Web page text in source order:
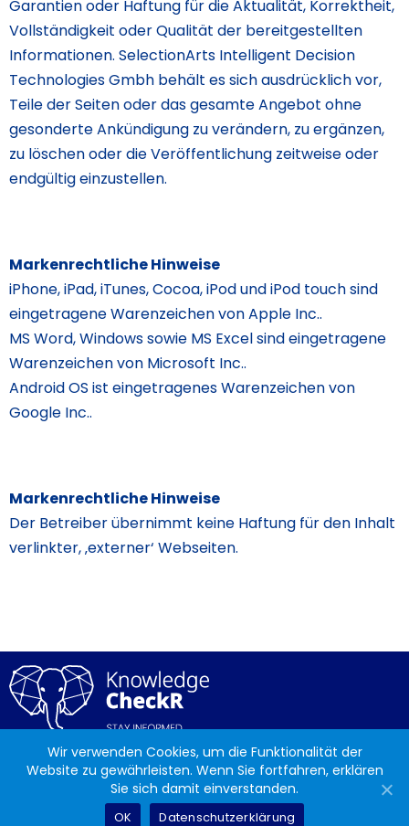
Garantien oder Haftung für die Aktualität, Korrektheit,
Vollständigkeit oder Qualität der bereitgestellten
Informationen. SelectionArts Intelligent Decision
Technologies Gmbh behält es sich ausdrücklich vor,
Teile der Seiten oder das gesamte Angebot ohne
gesonderte Ankündigung zu verändern, zu ergänzen,
zu löschen oder die Veröffentlichung zeitweise oder
endgültig einzustellen.
Markenrechtliche Hinweise
iPhone, iPad, iTunes, Cocoa, iPod und iPod touch sind
eingetragene Warenzeichen von Apple Inc..
MS Word, Windows sowie MS Excel sind eingetragene
Warenzeichen von Microsoft Inc..
Android OS ist eingetragenes Warenzeichen von
Google Inc..
Markenrechtliche Hinweise
Der Betreiber übernimmt keine Haftung für den Inhalt
verlinkter, ‚externer‘ Webseiten.
Kontakt|Datenschutz|Impressum
© 2020 SelectionArts | Alle Rechte vorbehalten
Wir verwenden Cookies, um die Funktionalität der
Website zu gewährleisten. Wenn Sie fortfahren, erklären
Sie sich damit einverstanden.
OK Datenschutzerklärung